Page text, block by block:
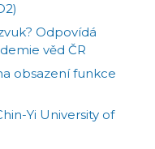
Odpovídá
věd ČR
obsazení funkce
Yi University of